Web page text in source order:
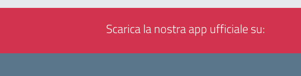
Scarica la nostra app ufficiale su: